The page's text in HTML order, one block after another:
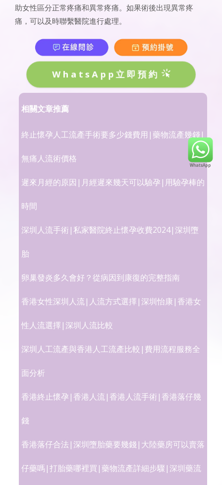
助女性區分正常疼痛和異常疼痛。如果術後出現異常疼
痛，可以及時聯繫醫院進行處理。
WhatsApp立即預約
相關文章推薦
終止懷孕人工流產手術要多少錢費用|藥物流產幾錢|
無痛人流術價格
遲來月經的原因|月經遲來幾天可以驗孕|用驗孕棒的
時間
深圳人流手術|私家醫院終止懷孕收費2024|深圳墮
胎
卵巢發炎多久會好？從病因到康復的完整指南
香港女性深圳人流|人流方式選擇|深圳怡康|香港女
性人流選擇|深圳人流比較
深圳人工流產與香港人工流產比較|費用流程服務全
面分析
香港終止懷孕|香港人流|香港人流手術|香港落仔幾
錢
香港落仔合法|深圳墮胎藥要幾錢|大陸藥房可以賣落
仔藥嗎|打胎藥哪裡買|藥物流產詳細步驟|深圳藥流